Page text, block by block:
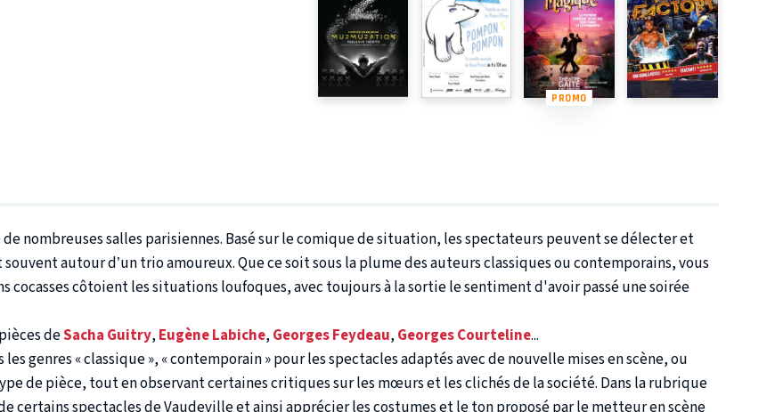
PROMO
nombreuses salles parisiennes. Basé sur le comique de situation, les spectateurs peuvent se délecter et
autour d’un trio amoureux. Que ce soit sous la plume des auteurs classiques ou contemporains, vous
cocasses côtoient les situations loufoques, avec toujours à la sortie le sentiment d'avoir passé une soirée
deSacha Guitry, Eugène Labiche, Georges Feydeau, Georges Courteline...
genres « classique », « contemporain » pour les spectacles adaptés avec de nouvelle mises en scène, ou
de pièce, tout en observant certaines critiques sur les mœurs et les clichés de la société. Dans la rubrique
certains spectacles de Vaudeville et ainsi apprécier les costumes et le ton proposé par le metteur en scène